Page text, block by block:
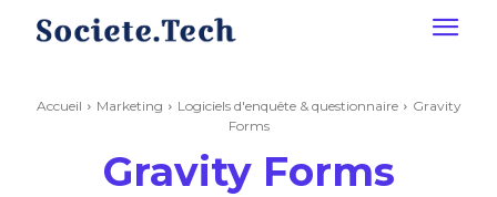
Accueil Marketing Logiciels d'enquête & questionnaire
Gravity
Forms
Gravity Forms